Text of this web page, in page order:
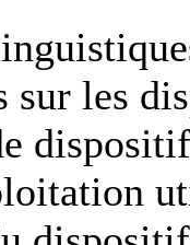
les
dispositif